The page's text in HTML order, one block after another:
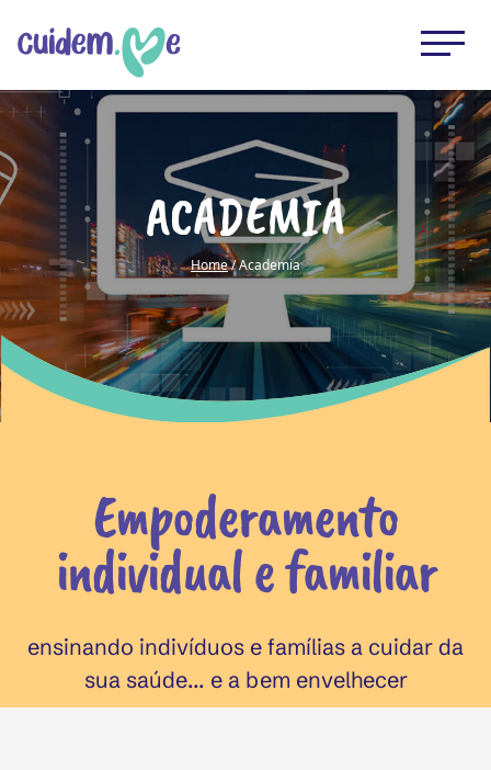
ACADEMIA
Home/ Academia
Empoderamento
individual e familiar
ensinando indivíduos e famílias a cuidar da
sua saúde... e a bem envelhecer